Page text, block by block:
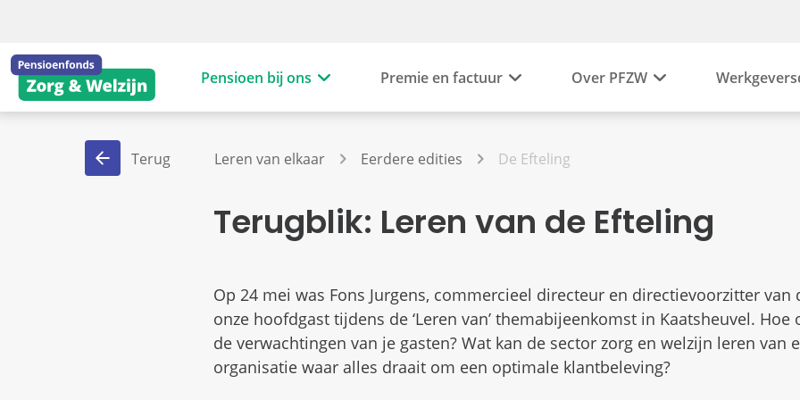
Pensioen bij ons Premie en factuur Over PFZW
Terug Leren van elkaar Eerdere edities De Efteling
Terugblik: Leren van de Efteling
Op 24 mei was Fons Jurgens, commercieel directeur en directievoorzitter van
onze hoofdgast tijdens de ‘Leren van’ themabijeenkomst in Kaatsheuvel. Hoe
de verwachtingen van je gasten? Wat kan de sector zorg en welzijn leren van
organisatie waar alles draait om een optimale klantbeleving?